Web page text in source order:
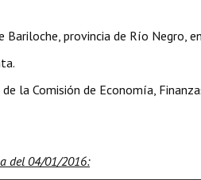
Bariloche, provincia de Río Negro,
de la Comisión de Economía,
del 04/01/2016: